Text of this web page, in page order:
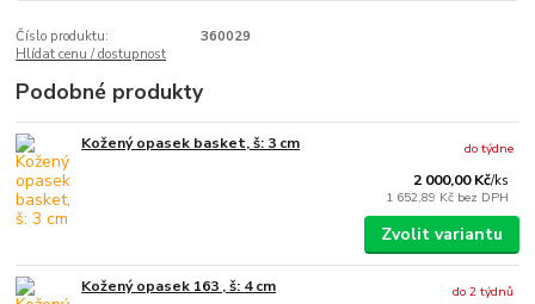
Číslo produktu:
360029
Hlídat cenu / dostupnost
Podobné produkty
Kožený opasek basket, š: 3 cm
2 000,00 Kč/ks
1 652,89 Kč bez DPH
do týdne
Zvolit variantu
Kožený opasek 163 , š: 4 cm
do 2 týdnů